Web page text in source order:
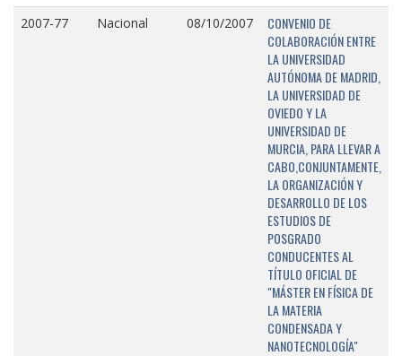
2007-77 Nacional 08/10/2007
CONVENIO DE
COLABORACIÓN ENTRE
LA UNIVERSIDAD
AUTÓNOMA DE MADRID,
LA UNIVERSIDAD DE
OVIEDO Y LA
UNIVERSIDAD DE
MURCIA, PARA LLEVAR A
CABO,CONJUNTAMENTE,
LA ORGANIZACIÓN Y
DESARROLLO DE LOS
ESTUDIOS DE
POSGRADO
CONDUCENTES AL
TÍTULO OFICIAL DE
"MÁSTER EN FÍSICA DE
LA MATERIA
CONDENSADA Y
NANOTECNOLOGÍA"